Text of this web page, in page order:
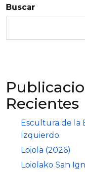
Buscar
Recientes
Escultura de la
Izquierdo
Loiola (2026)
Loiolako San